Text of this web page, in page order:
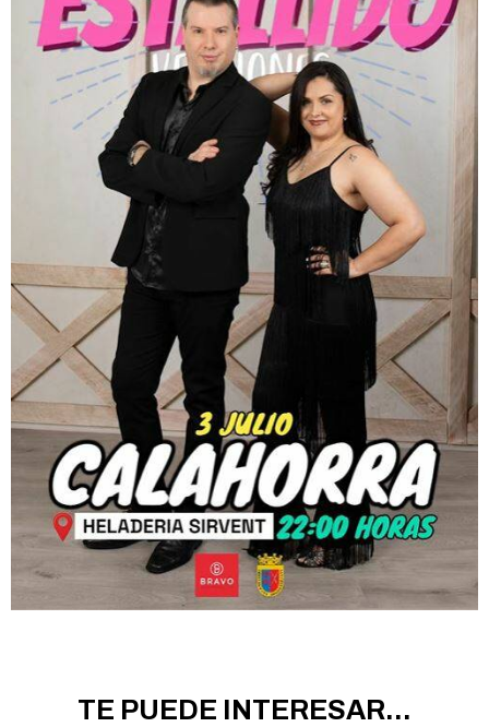
TE PUEDE INTERESAR...